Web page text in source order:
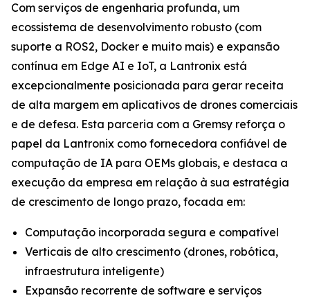
Com serviços de engenharia profunda, um
ecossistema de desenvolvimento robusto (com
suporte a ROS2, Docker e muito mais) e expansão
contínua em Edge AI e IoT, a Lantronix está
excepcionalmente posicionada para gerar receita
de alta margem em aplicativos de drones comerciais
e de defesa. Esta parceria com a Gremsy reforça o
papel da Lantronix como fornecedora confiável de
computação de IA para OEMs globais, e destaca a
execução da empresa em relação à sua estratégia
de crescimento de longo prazo, focada em:
Computação incorporada segura e compatível
Verticais de alto crescimento (drones, robótica,
infraestrutura inteligente)
Expansão recorrente de software e serviços